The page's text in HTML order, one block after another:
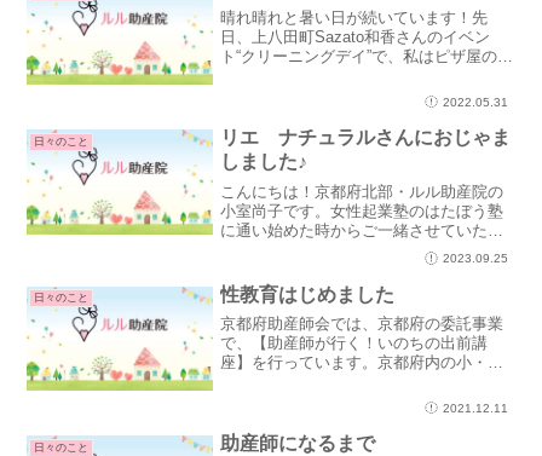
晴れ晴れと暑い日が続いています！先
日、上八田町Sazato和香さんのイベン
ト“クリーニングデイ”で、私はピザ屋のお
めて！？学園祭以来かも！一緒にピザお
の藤田紘子ちゃ...
2022.05.31
日々のこと
リエ ナチュラルさんにおじゃま
しました♪
こんにちは！京都府北部・ルル助産院の
小室尚子です。女性起業塾のはたぼう塾
に通い始めた時からご一緒させていただ
いている理恵さんのもとへ行ってきまし
た～♪.☆.｡.:.+*:ﾟ+｡ .ﾟ･*..☆.｡.:*理恵さ
んは、数秘やカラーの達人✨数秘や...
2023.09.25
日々のこと 性教育はじめました
京都府助産師会では、京都府の委託事業
で、【助産師が行く！いのちの出前講
座】を行っています。京都府内の小・中
いて講座をしています。事前に学校に訪
よって、盛り込んでほしい内...
2021.12.11
日々のこと 助産師になるまで